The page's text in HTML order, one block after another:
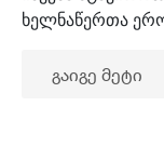
ხელნაწერთა
გაიგე მეტი